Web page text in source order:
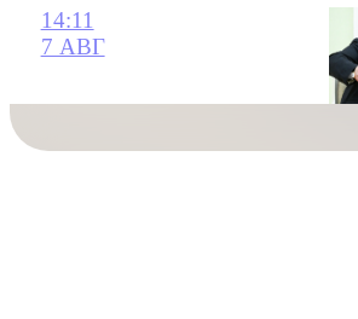
14:11
7 АВГ